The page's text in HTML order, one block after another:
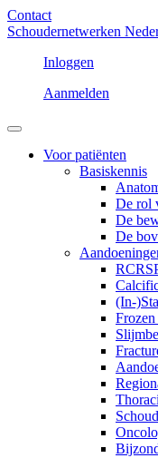
Contact
Schoudernetwerken
Inloggen
Aanmelden
Voor patiënten
Basiskennis
De rol
De
De
(In-